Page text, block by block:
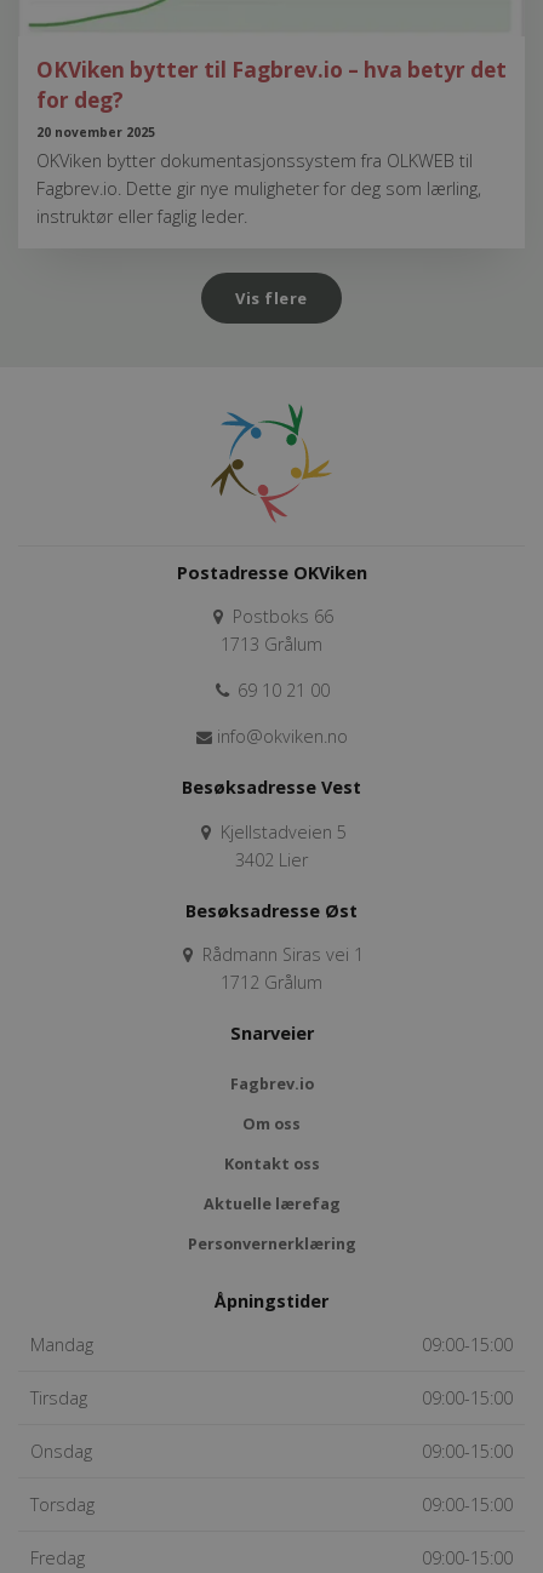
OKViken bytter til Fagbrev.io – hva betyr det
for deg?
20 november 2025
OKViken bytter dokumentasjonssystem fra OLKWEB til
Fagbrev.io. Dette gir nye muligheter for deg som lærling,
instruktør eller faglig leder.
Vis flere
Postadresse OKViken
Postboks 66
1713 Grålum
69 10 21 00
info@okviken.no
Besøksadresse Vest
Kjellstadveien 5
3402 Lier
Besøksadresse Øst
Rådmann Siras vei 1
1712 Grålum
Snarveier
Fagbrev.io
Om oss
Kontakt oss
Aktuelle lærefag
Personvernerklæring
Åpningstider
09:00-15:00
Mandag
09:00-15:00
Tirsdag
09:00-15:00
Onsdag
09:00-15:00
Torsdag
09:00-15:00
Fredag